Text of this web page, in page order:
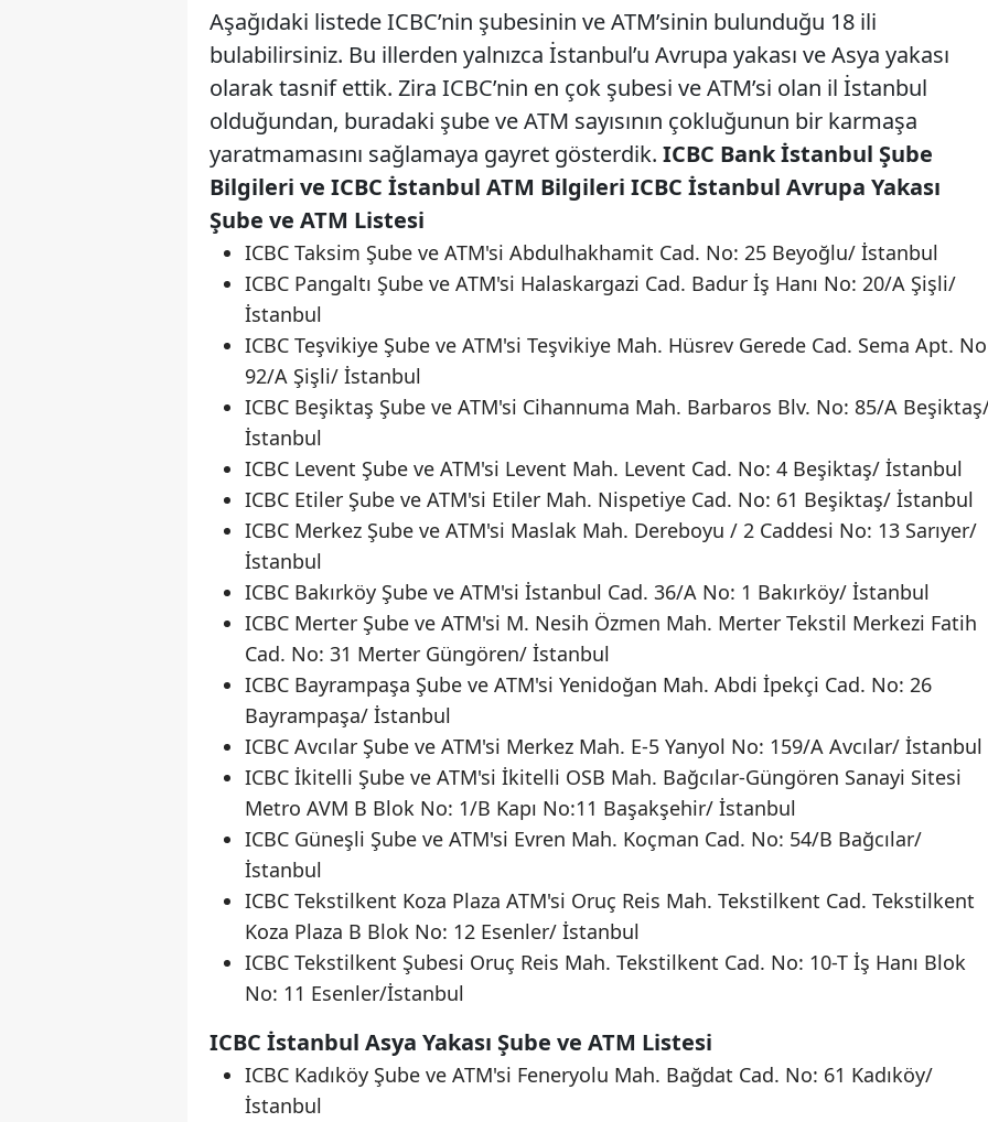
Aşağıdaki listede ICBC’nin şubesinin ve ATM’sinin bulunduğu 18 ili
bulabilirsiniz. Bu illerden yalnızca İstanbul’u Avrupa yakası ve Asya yakası
olarak tasnif ettik. Zira ICBC’nin en çok şubesi ve ATM’si olan il İstanbul
olduğundan, buradaki şube ve ATM sayısının çokluğunun bir karmaşa
yaratmamasını sağlamaya gayret gösterdik. ICBC Bank İstanbul Şube
Bilgileri ve ICBC İstanbul ATM Bilgileri ICBC İstanbul Avrupa Yakası
Şube ve ATM Listesi
ICBC Taksim Şube ve ATM'si Abdulhakhamit Cad. No: 25 Beyoğlu/ İstanbul
ICBC Pangaltı Şube ve ATM'si Halaskargazi Cad. Badur İş Hanı No: 20/A Şişli/
İstanbul
ICBC Teşvikiye Şube ve ATM'si Teşvikiye Mah. Hüsrev Gerede Cad. Sema Apt.
92/A Şişli/ İstanbul
ICBC Beşiktaş Şube ve ATM'si Cihannuma Mah. Barbaros Blv. No: 85/A
İstanbul
ICBC Levent Şube ve ATM'si Levent Mah. Levent Cad. No: 4 Beşiktaş/ İstanbul
ICBC Etiler Şube ve ATM'si Etiler Mah. Nispetiye Cad. No: 61 Beşiktaş/ İstanbul
ICBC Merkez Şube ve ATM'si Maslak Mah. Dereboyu / 2 Caddesi No: 13 Sarıyer/
İstanbul
ICBC Bakırköy Şube ve ATM'si İstanbul Cad. 36/A No: 1 Bakırköy/ İstanbul
ICBC Merter Şube ve ATM'si M. Nesih Özmen Mah. Merter Tekstil Merkezi Fatih
Cad. No: 31 Merter Güngören/ İstanbul
ICBC Bayrampaşa Şube ve ATM'si Yenidoğan Mah. Abdi İpekçi Cad. No: 26
Bayrampaşa/ İstanbul
ICBC Avcılar Şube ve ATM'si Merkez Mah. E-5 Yanyol No: 159/A Avcılar/ İstanbul
ICBC İkitelli Şube ve ATM'si İkitelli OSB Mah. Bağcılar-Güngören Sanayi Sitesi
Metro AVM B Blok No: 1/B Kapı No:11 Başakşehir/ İstanbul
ICBC Güneşli Şube ve ATM'si Evren Mah. Koçman Cad. No: 54/B Bağcılar/
İstanbul
ICBC Tekstilkent Koza Plaza ATM'si Oruç Reis Mah. Tekstilkent Cad. Tekstilkent
Koza Plaza B Blok No: 12 Esenler/ İstanbul
ICBC Tekstilkent Şubesi Oruç Reis Mah. Tekstilkent Cad. No: 10-T İş Hanı Blok
No: 11 Esenler/İstanbul
ICBC İstanbul Asya Yakası Şube ve ATM Listesi
ICBC Kadıköy Şube ve ATM'si Feneryolu Mah. Bağdat Cad. No: 61 Kadıköy/
İstanbul